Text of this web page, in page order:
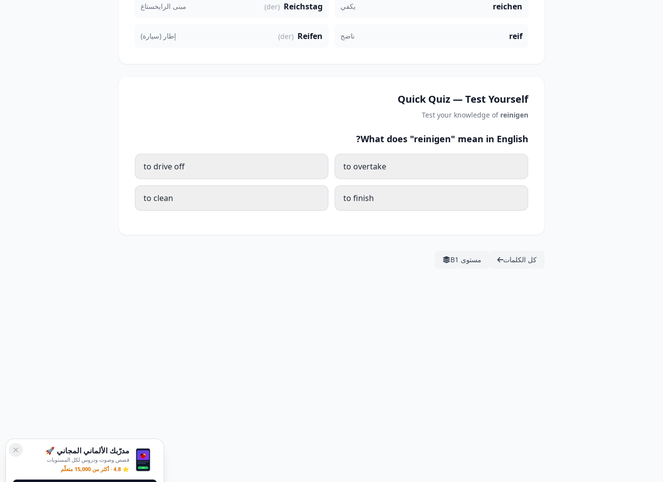
reichen يكفي Reichstag
(der) مبنى الرايخستاغ
reif ناضج Reifen
(der) إطار (سيارة)
Quick Quiz — Test Yourself
Test your knowledge of reinigen
What does "reinigen" mean in English?
to overtake
to drive off
to finish
to clean
كل الكلمات مستوى B1
مدرّبك الألماني المجاني 🚀
قصص وصوت ودروس لكل المستويات
⭐ 4.8 · أكثر من 15,000 متعلّم